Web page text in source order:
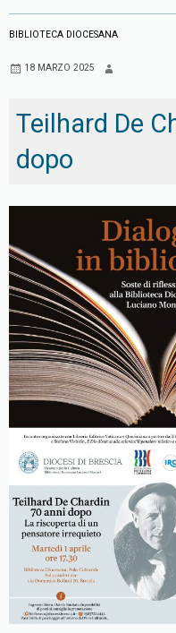
BIBLIOTECA DIOCESANA
18 MARZO 2025
Teilhard De
dopo